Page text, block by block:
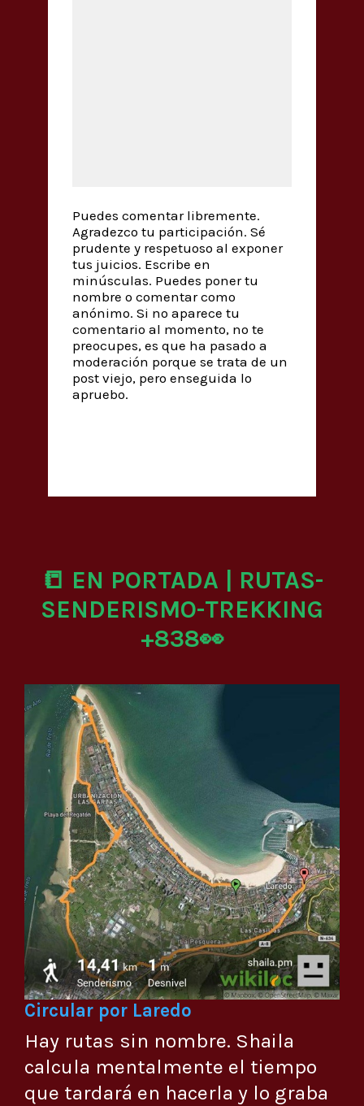
Puedes comentar libremente.
Agradezco tu participación. Sé
prudente y respetuoso al exponer
tus juicios. Escribe en
minúsculas. Puedes poner tu
nombre o comentar como
anónimo. Si no aparece tu
comentario al momento, no te
preocupes, es que ha pasado a
moderación porque se trata de un
post viejo, pero enseguida lo
apruebo.
📒 EN PORTADA | RUTAS-
SENDERISMO-TREKKING
+838👀
Circular por Laredo
Hay rutas sin nombre. Shaila
calcula mentalmente el tiempo
que tardará en hacerla y lo graba